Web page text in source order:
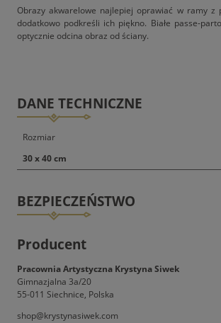
Obrazy akwarelowe najlepiej oprawiać w ramy z
dodatkowo podkreśli ich piękno. Białe passe-
optycznie odcina obraz od ściany.
DANE TECHNICZNE
Rozmiar
30 x 40 cm
BEZPIECZEŃSTWO
Producent
Pracownia Artystyczna Krystyna Siwek
Gimnazjalna 3a/20
55-011 Siechnice, Polska
shop@krystynasiwek.com